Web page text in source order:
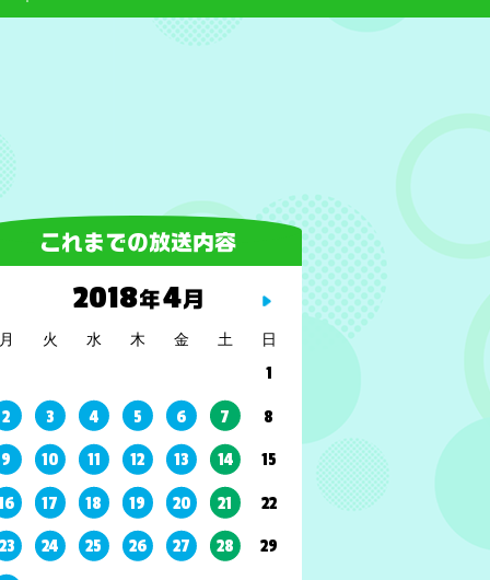
これまでの放送内容
2018年4月
火 水 木 金 土 日
1
2
3 4 5 6 7
8
9
10 11 12 13 14
15
17 18 19 20 21
22
24 25 26 27 28
29